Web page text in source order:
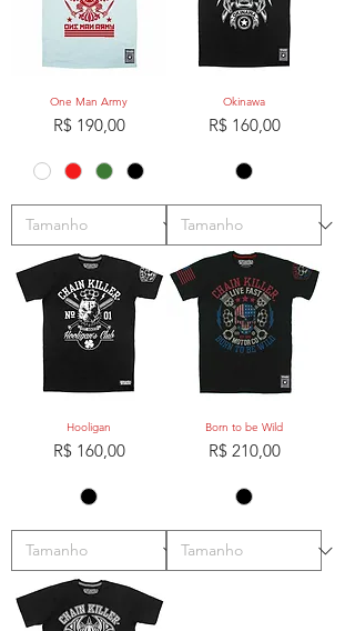
One Man Army
Preço
R$ 190,00
Okinawa
Preço
R$ 160,00
Hooligan
Preço
R$ 160,00
Born to be Wild
Preço
R$ 210,00